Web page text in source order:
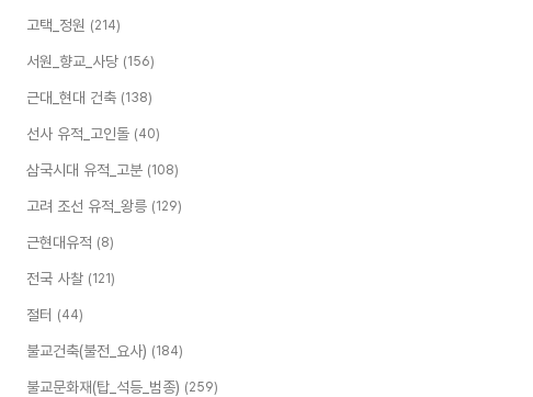
고택_정원 (214)
서원_향교_사당 (156)
근대_현대 건축 (138)
선사 유적_고인돌 (40)
삼국시대 유적_고분 (108)
고려 조선 유적_왕릉 (129)
근현대유적 (8)
전국 사찰 (121)
절터 (44)
불교건축(불전_요사) (184)
불교문화재(탑_석등_범종) (259)